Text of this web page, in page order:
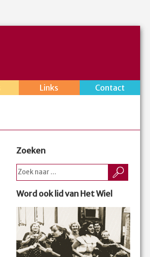
Links Contact
Zoeken
Word ook lid van Het Wiel